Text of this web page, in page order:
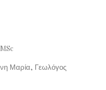
Μαρία, Γεωλόγος